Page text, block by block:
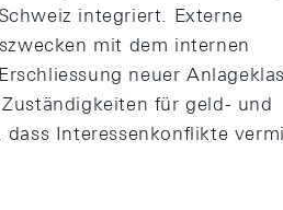
integriert. Externe
mit dem internen
neuer
für geld- und
Interessenkonflikte